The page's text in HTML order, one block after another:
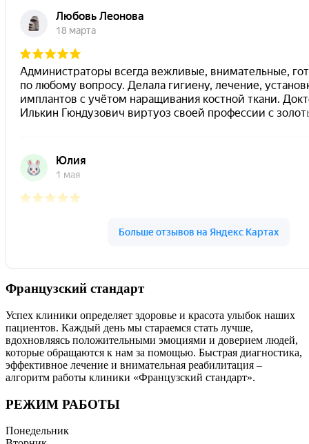
Французский стандарт
Успех клиники определяет здоровье и красота улыбок наших
пациентов. Каждый день мы стараемся стать лучше,
вдохновляясь положительными эмоциями и доверием людей,
которые обращаются к нам за помощью. Быстрая диагностика,
эффективное лечение и внимательная реабилитация –
алгоритм работы клиники «Французский стандарт».
РЕЖИМ РАБОТЫ
Понедельник